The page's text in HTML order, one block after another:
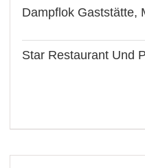
Dampflok Gaststätte,
Star Restaurant Und